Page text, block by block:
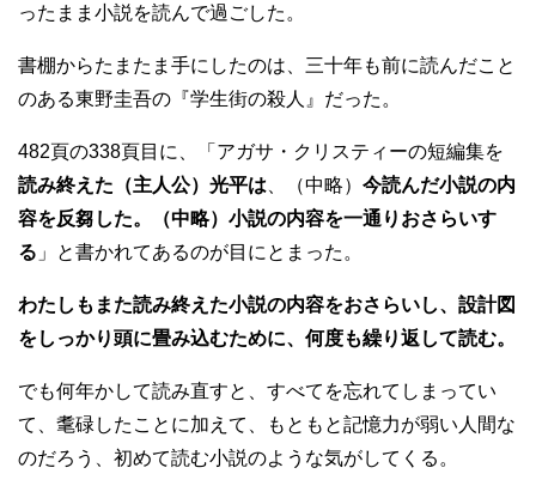
ったまま小説を読んで過ごした。
書棚からたまたま手にしたのは、三十年も前に読んだこと
のある東野圭吾の『学生街の殺人』だった。
482頁の338頁目に、「アガサ・クリスティーの短編集を
読み終えた（主人公）光平は 、（中略） 今読んだ小説の内
容を反芻した。（中略）小説の内容を一通りおさらいす
る 」と書かれてあるのが目にとまった。
わたしもまた読み終えた小説の内容をおさらいし、設計図
をしっかり頭に畳み込むために、何度も繰り返して読む。
でも何年かして読み直すと、すべてを忘れてしまってい
て、耄碌したことに加えて、もともと記憶力が弱い人間な
のだろう、初めて読む小説のような気がしてくる。